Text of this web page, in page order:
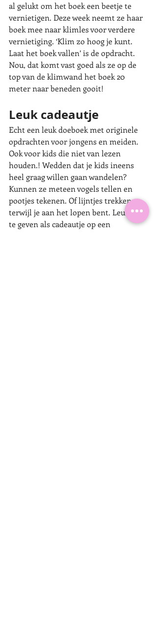
al gelukt om het boek een beetje te
vernietigen. Deze week neemt ze haar
boek mee naar klimles voor verdere
vernietiging. ‘Klim zo hoog je kunt.
Laat het boek vallen’ is de opdracht.
Nou, dat komt vast goed als ze op de
top van de klimwand het boek 20
meter naar beneden gooit!
Leuk cadeautje
Echt een leuk doeboek met originele
opdrachten voor jongens en meiden.
Ook voor kids die niet van lezen
houden.! Wedden dat je kids ineens
heel graag willen gaan wandelen?
Kunnen ze meteen vogels tellen en
pootjes tekenen. Of lijntjes trekken
terwijl je aan het lopen bent. Leuk om
te geven als cadeautje op een